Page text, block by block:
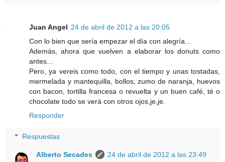
Juan Angel 24 de abril de 2012 a las 20:05
Con lo bien que sería empezar el día con alegría...
Además, ahora que vuelven a elaborar los donuts como
antes...
Pero, ya vereis como todo, con el tiempo y unas tostadas,
mermelada y mantequilla, bollos, zumo de naranja, huevos
con bacon, tortilla francesa o revuelta y un buen café, té o
chocolate todo se verá con otros ojos,je,je.
Responder
Respuestas
Alberto Secades
24 de abril de 2012 a las 23:49